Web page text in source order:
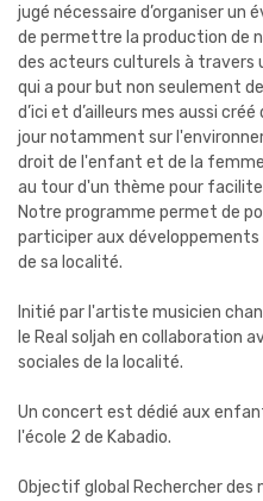
jugé nécessaire d’organiser
de permettre la production de
des acteurs culturels à travers
qui a pour but non seulement
d’ici et d’ailleurs mes aussi
jour notamment sur
droit de l'enfant et de la
au tour d'un thème pour
Notre programme permet de
participer aux
de sa localité.
Initié par l'artiste musicien
le Real soljah en collaboration
sociales de la localité.
Un concert est dédié aux
l'école 2 de Kabadio.
Objectif global Rechercher